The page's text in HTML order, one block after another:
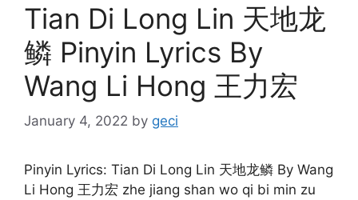
Tian Di Long Lin 天地龙
鳞 Pinyin Lyrics By
Wang Li Hong 王力宏
January 4, 2022 by geci
Pinyin Lyrics: Tian Di Long Lin 天地龙鳞 By Wang
Li Hong 王力宏 zhe jiang shan wo qi bi min zu